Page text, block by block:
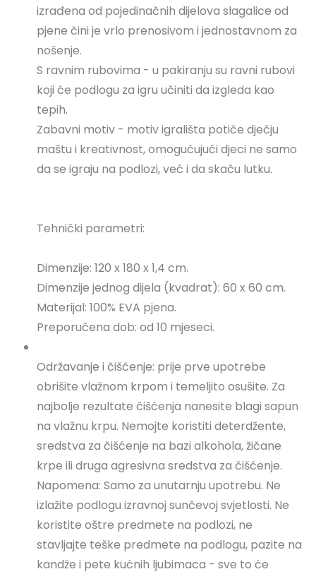
izrađena od pojedinačnih dijelova slagalice od
pjene čini je vrlo prenosivom i jednostavnom za
nošenje.
S ravnim rubovima - u pakiranju su ravni rubovi
koji će podlogu za igru ​​učiniti da izgleda kao
tepih.
Zabavni motiv - motiv igrališta potiče dječju
maštu i kreativnost, omogućujući djeci ne samo
da se igraju na podlozi, već i da skaču lutku.
Tehnički parametri:
Dimenzije: 120 x 180 x 1,4 cm.
Dimenzije jednog dijela (kvadrat): 60 x 60 cm.
Materijal: 100% EVA pjena.
Preporučena dob: od 10 mjeseci.
Održavanje i čišćenje: prije prve upotrebe
obrišite vlažnom krpom i temeljito osušite. Za
najbolje rezultate čišćenja nanesite blagi sapun
na vlažnu krpu. Nemojte koristiti deterdžente,
sredstva za čišćenje na bazi alkohola, žičane
krpe ili druga agresivna sredstva za čišćenje.
Napomena: Samo za unutarnju upotrebu. Ne
izlažite podlogu izravnoj sunčevoj svjetlosti. Ne
koristite oštre predmete na podlozi, ne
stavljajte teške predmete na podlogu, pazite na
kandže i pete kućnih ljubimaca - sve to će